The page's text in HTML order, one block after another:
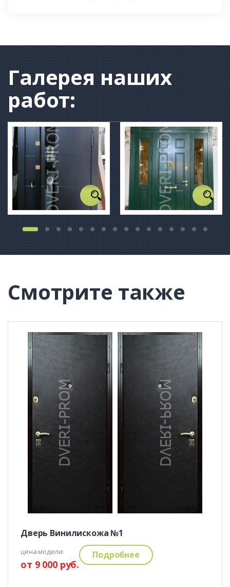
Галерея наших
работ:
Смотрите также
Дверь Винилискожа №1
цена модели:
от 9 000 руб.
Подробнее